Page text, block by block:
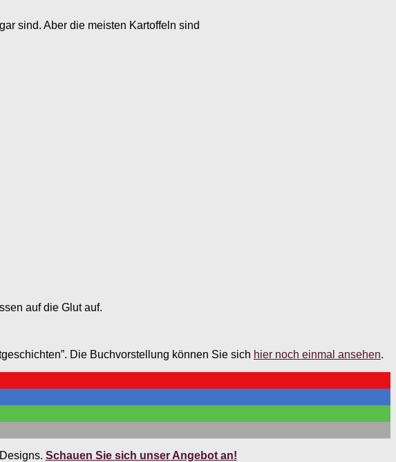
sind. Aber die meisten Kartoffeln sind
auf die Glut auf.
Die Buchvorstellung können Sie sich hier noch einmal ansehen.
Schauen Sie sich unser Angebot an!